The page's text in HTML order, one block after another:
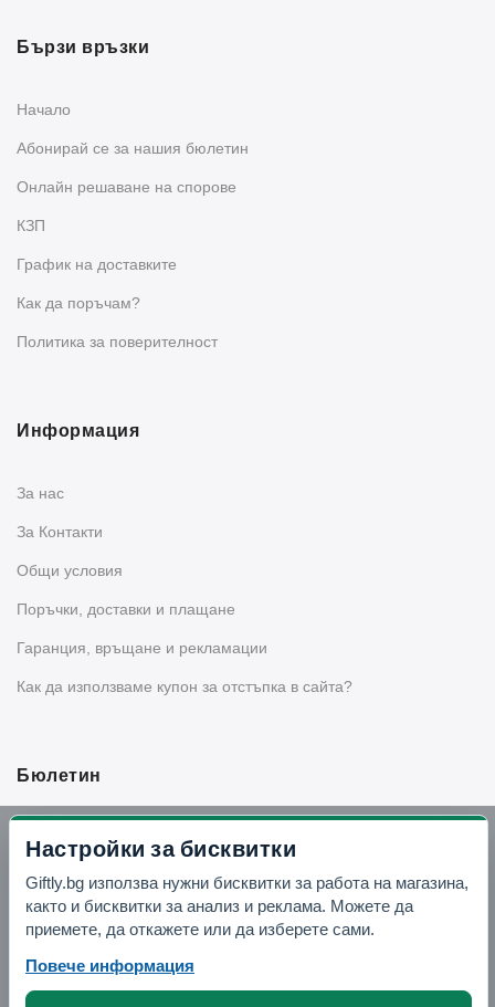
Бързи връзки
Начало
Абонирай се за нашия бюлетин
Oнлайн решаване на спорове
КЗП
График на доставките
Как да поръчам?
Политика за поверителност
Информация
За нас
За Контакти
Общи условия
Поръчки, доставки и плащане
Гаранция, връщане и рекламации
Как да използваме купон за отстъпка в сайта?
Бюлетин
Отвори Telegram
Настройки за бисквитки
Giftly.bg използва нужни бисквитки за работа на магазина,
както и бисквитки за анализ и реклама. Можете да
приемете, да откажете или да изберете сами.
Повече информация